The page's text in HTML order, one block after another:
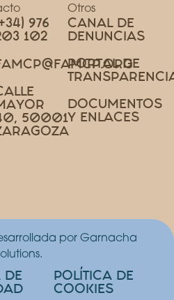
976
102
50001
Otros
CANAL DE
DENUNCIAS
PORTAL DE
DOCUMENTOS
Y ENLACES
por Garnacha
DE POLÍTICA DE
COOKIES